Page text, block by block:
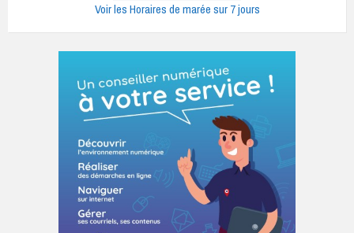
Voir les Horaires de marée sur 7 jours